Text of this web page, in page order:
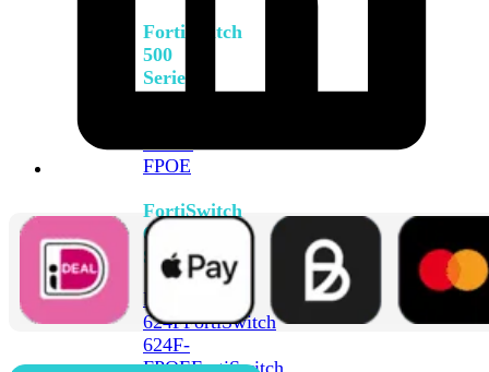
FortiSwitch
500
Series
FPOE
FortiSwitch
600
Series
FortiSwitch
624FFortiSwitch
624F-
FPOEFortiSwitch